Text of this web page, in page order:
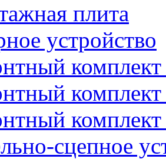
плита
устройство
комплект
комплект
сцепное